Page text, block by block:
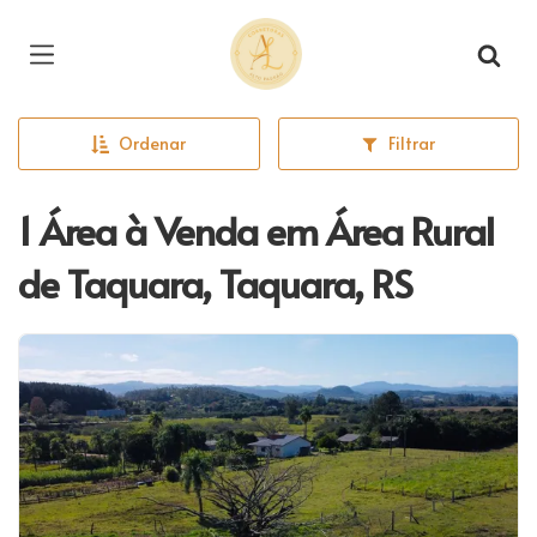
Página inicial
Ordenar Filtrar
1 Área à Venda em Área Rural
de Taquara, Taquara, RS